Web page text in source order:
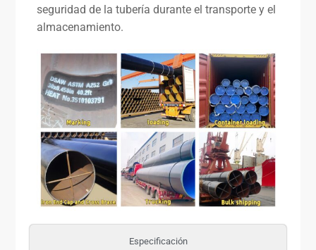
Especificación
seguridad de la tubería durante el transporte y el
almacenamiento.